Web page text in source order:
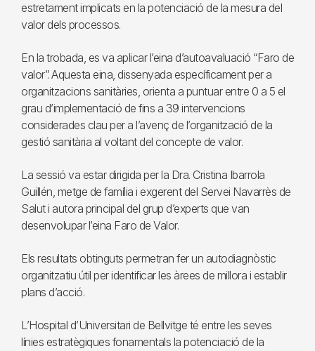
estretament implicats en la potenciació de la mesura del
valor dels processos.
En la trobada, es va aplicar l’eina d’autoavaluació “Faro de
valor”. Aquesta eina, dissenyada específicament per a
organitzacions sanitàries, orienta a puntuar entre 0 a 5 el
grau d’implementació de fins a 39 intervencions
considerades clau per a l’avenç de l’organització de la
gestió sanitària al voltant del concepte de valor.
La sessió va estar dirigida per la Dra. Cristina Ibarrola
Guillén, metge de família i exgerent del Servei Navarrès de
Salut i autora principal del grup d’experts que van
desenvolupar l’eina Faro de Valor.
Els resultats obtinguts permetran fer un autodiagnòstic
organitzatiu útil per identificar les àrees de millora i establir
plans d’acció.
L’Hospital d’Universitari de Bellvitge té entre les seves
línies estratègiques fonamentals la potenciació de la